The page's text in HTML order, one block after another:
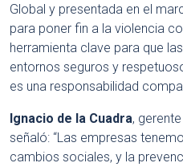
Global y presentada en el
para poner fin a la violencia
herramienta clave para que
entornos seguros y
es una responsabilidad
Ignacio de la Cuadra,
señaló: “Las empresas
cambios sociales, y la